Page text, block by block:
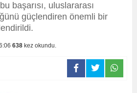
başarısı, uluslararası
güçlendiren önemli bir
638 kez okundu.